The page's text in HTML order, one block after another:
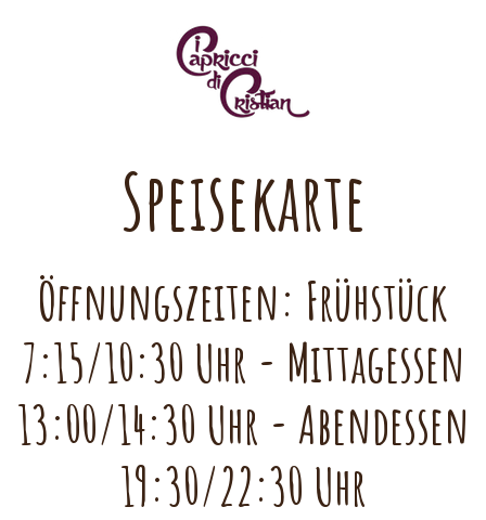
Speisekarte
Öffnungszeiten: Frühstück
7:15/10:30 Uhr - Mittagessen
13:00/14:30 Uhr - Abendessen
19:30/22:30 Uhr